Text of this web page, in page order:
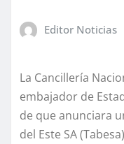
Editor Noticias
La Cancillería
embajador de
de que anunciara
del Este SA